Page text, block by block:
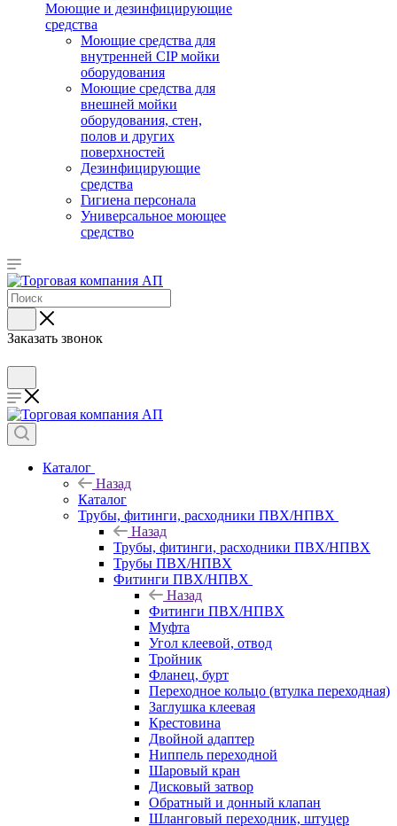
Моющие и дезинфицирующие
средства
Моющие средства для
внутренней CIP мойки
оборудования
Моющие средства для
внешней мойки
оборудования, стен,
полов и других
поверхностей
Дезинфицирующие
средства
Гигиена персонала
Универсальное моющее
средство
Заказать звонок
Каталог
Назад
Каталог
Трубы, фитинги, расходники ПВХ/НПВХ
Назад
Трубы, фитинги, расходники ПВХ/НПВХ
Трубы ПВХ/НПВХ
Фитинги ПВХ/НПВХ
Назад
Фитинги ПВХ/НПВХ
Муфта
Угол клеевой, отвод
Тройник
Фланец, бурт
Переходное кольцо (втулка переходная)
Заглушка клеевая
Крестовина
Двойной адаптер
Ниппель переходной
Шаровый кран
Дисковый затвор
Обратный и донный клапан
Шланговый переходник, штуцер